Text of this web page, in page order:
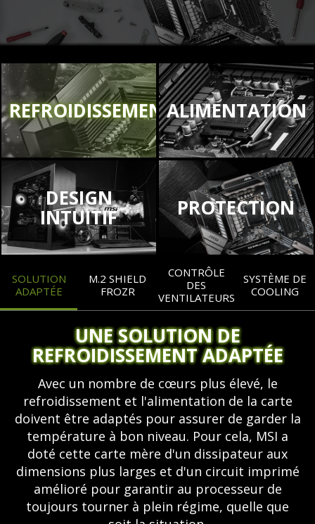
REFROIDISSEMENTALIMENTATION
DESIGN
INTUITIF PROTECTION
SOLUTION
ADAPTÉE
M.2 SHIELD
FROZR
CONTRÔLE
DES
VENTILATEURS
SYSTÈME DE
COOLING
UNE SOLUTION DE
REFROIDISSEMENT ADAPTÉE
Avec un nombre de cœurs plus élevé, le
refroidissement et l'alimentation de la carte
doivent être adaptés pour assurer de garder la
température à bon niveau. Pour cela, MSI a
doté cette carte mère d'un dissipateur aux
dimensions plus larges et d'un circuit imprimé
amélioré pour garantir au processeur de
toujours tourner à plein régime, quelle que